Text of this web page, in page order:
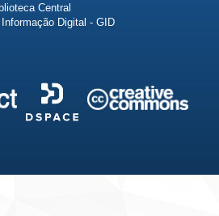
Central
Digital - GID